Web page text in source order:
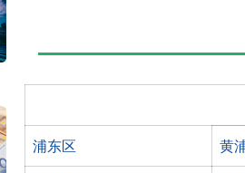
浦东区 黄